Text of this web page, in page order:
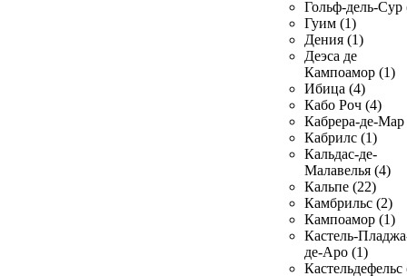
Гольф-дель-Сур
Гуим (1)
Дения (1)
Деэса де
Кампоамор (1)
Ибица (4)
Кабо Роч (4)
Кабрера-де-Мар
Кабрилс (1)
Кальдас-де-
Малавелья (4)
Кальпе (22)
Камбрильс (2)
Кампоамор (1)
Кастель-
де-Аро (1)
Кастельдефельс